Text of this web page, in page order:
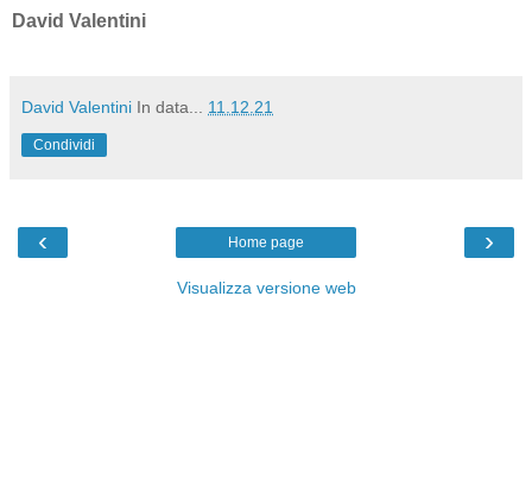
David Valentini
David Valentini In data... 11.12.21
Condividi
‹ ›
Home page
Visualizza versione web